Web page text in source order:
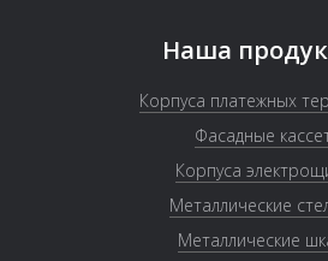
Наша
Корпуса платежных
Фасадные
Корпуса
Металлические
Металлические